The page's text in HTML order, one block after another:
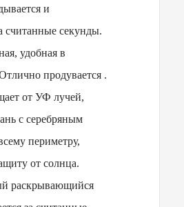
и
считанные секунды.
удобная в
продувается .
от УФ лучей,
с серебряным
периметру,
от солнца.
раскрывающийся